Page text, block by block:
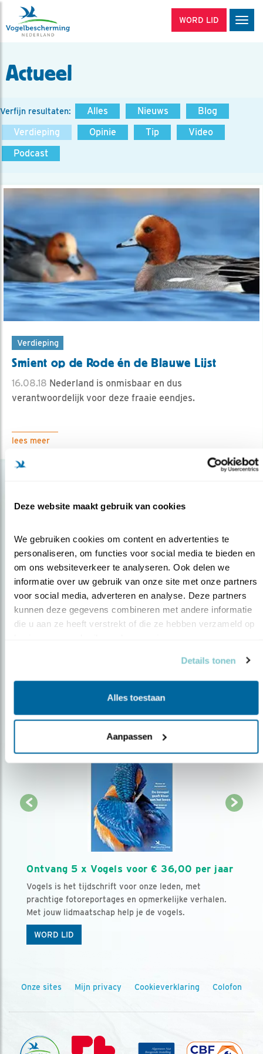
Deze website maakt gebruik van cookies
We gebruiken cookies om content en advertenties te
personaliseren, om functies voor social media te bieden en
om ons websiteverkeer te analyseren. Ook delen we
informatie over uw gebruik van onze site met onze partners
voor social media, adverteren en analyse. Deze partners
kunnen deze gegevens combineren met andere informatie
die u aan ze heeft verstrekt of die ze hebben verzameld op
Details tonen
Alles toestaan
Aanpassen
WORD LID
Actueel
Verfijn resultaten: Alles Nieuws
Blog
Verdieping
Opinie Tip
Video
Podcast
Verdieping
Smient op de Rode én de Blauwe Lijst
16.08.18 Nederland is onmisbaar en dus
verantwoordelijk voor deze fraaie eendjes.
lees meer
Op de hoogte blijven?
Meld je aan en ontvang nieuws, inspiratie, acties en tips
over vogels en activiteiten van Vogelbescherming.
AANMELDEN VOGELNIEUWS
Ontvang 5 x Vogels voor € 36,00 per jaar
Vogels is het tijdschrift voor onze leden, met
prachtige fotoreportages en opmerkelijke verhalen.
Met jouw lidmaatschap help je de vogels.
WORD LID
Onze sites Mijn privacy Cookieverklaring Colofon